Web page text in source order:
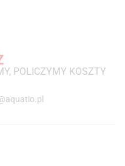
POLICZYMY KOSZTY